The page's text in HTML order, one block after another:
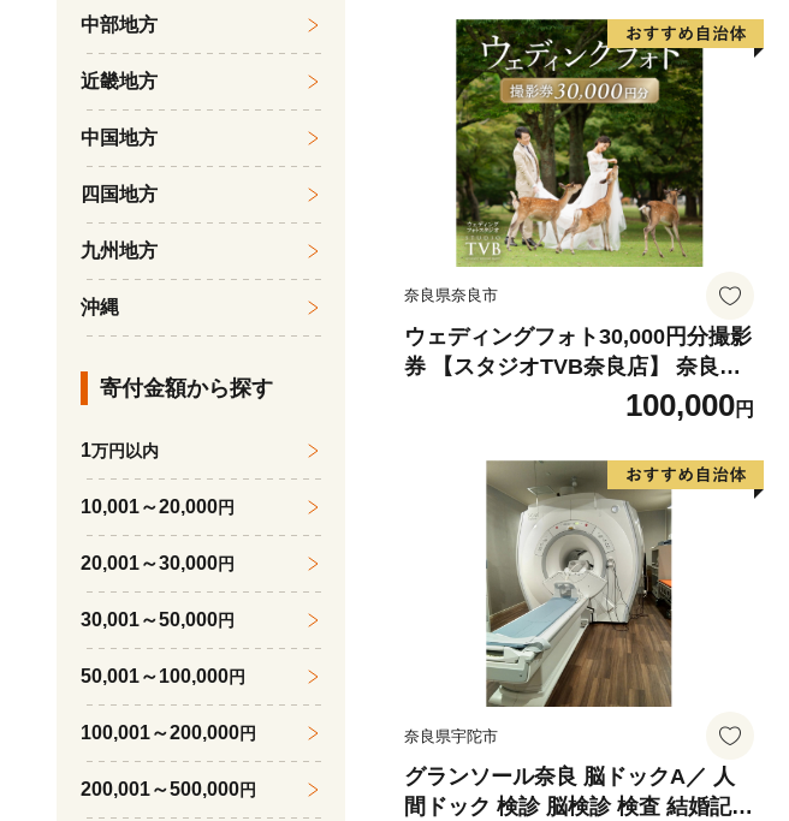
カルプラザ 薬師西の京 人間ドッグ
奈良県 奈良市 ykn01
奈良県奈良市
ウェディングフォト30,000円分撮影
券 【スタジオTVB奈良店】 奈良県
100,000円
奈良県宇陀市
グランソール奈良 脳ドックA／ 人
間ドック 検診 脳検診 検査 結婚記念
中部地方
近畿地方
中国地方
四国地方
九州地方
沖縄
寄付金額から探す
1万円以内
10,001～20,000円
20,001～30,000円
30,001～50,000円
50,001～100,000円
100,001～200,000円
200,001～500,000円